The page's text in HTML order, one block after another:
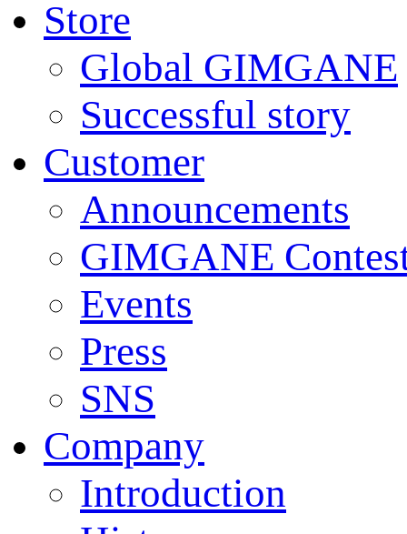
Store
Global GIMGANE
Successful story
Customer
Announcements
GIMGANE
Events
Press
SNS
Company
Introduction